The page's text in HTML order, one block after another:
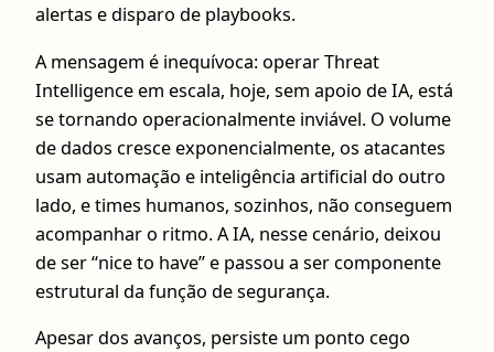
alertas e disparo de playbooks.
A mensagem é inequívoca: operar Threat
Intelligence em escala, hoje, sem apoio de IA, está
se tornando operacionalmente inviável. O volume
de dados cresce exponencialmente, os atacantes
usam automação e inteligência artificial do outro
lado, e times humanos, sozinhos, não conseguem
acompanhar o ritmo. A IA, nesse cenário, deixou
de ser “nice to have” e passou a ser componente
estrutural da função de segurança.
Apesar dos avanços, persiste um ponto cego